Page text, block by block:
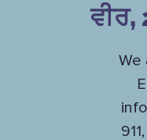
ਵੀਰ,
We